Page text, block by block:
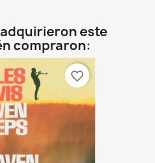
este
compraron:
favorite_border